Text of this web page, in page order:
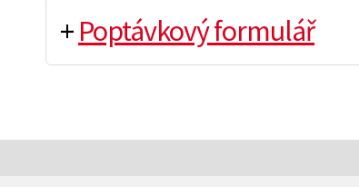
+ Poptávkový formulář